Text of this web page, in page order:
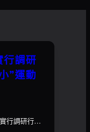
行調研
”運動
行調研行…